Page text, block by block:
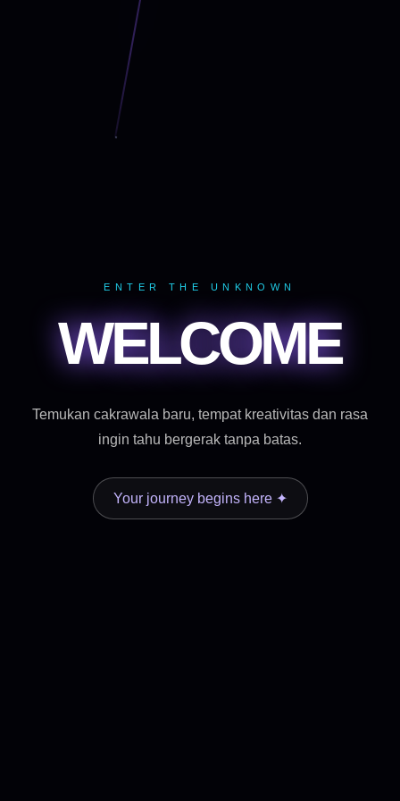
ENTER THE UNKNOWN
WELCOME
Temukan cakrawala baru, tempat kreativitas dan rasa
ingin tahu bergerak tanpa batas.
Your journey begins here ✦